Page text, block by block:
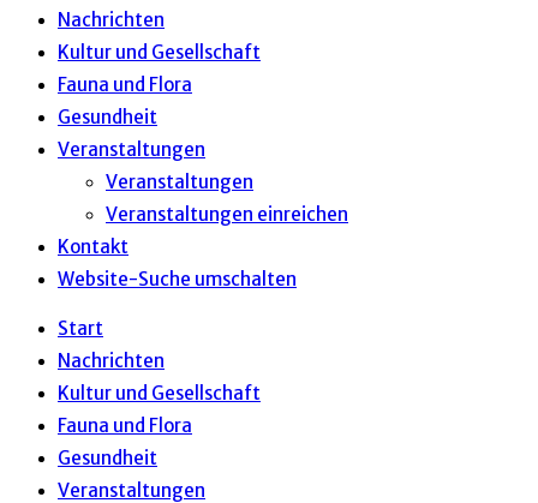
Nachrichten
Kultur und Gesellschaft
Fauna und Flora
Gesundheit
Veranstaltungen
Veranstaltungen
Veranstaltungen einreichen
Kontakt
Website-Suche umschalten
Start
Nachrichten
Kultur und Gesellschaft
Fauna und Flora
Gesundheit
Veranstaltungen